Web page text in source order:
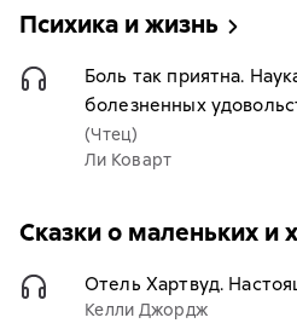
Психика и жизнь
Боль так приятна.
болезненных
(Чтец)
Ли Коварт
Сказки о маленьких и
Отель Хартвуд.
Келли Джордж